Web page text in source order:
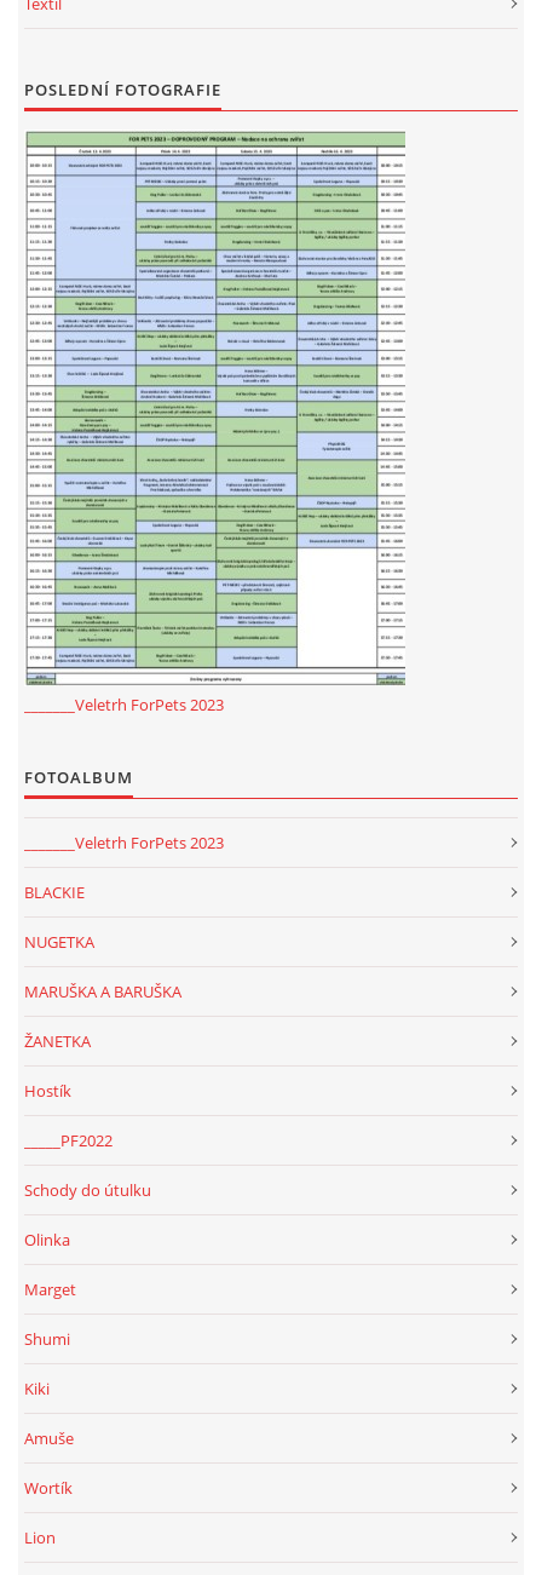
POSLEDNÍ FOTOGRAFIE
_______Veletrh ForPets 2023
FOTOALBUM
_______Veletrh ForPets 2023
BLACKIE
NUGETKA
MARUŠKA A BARUŠKA
ŽANETKA
Hostík
_____PF2022
Schody do útulku
Olinka
Marget
Shumi
Kiki
Amuše
Wortík
Lion